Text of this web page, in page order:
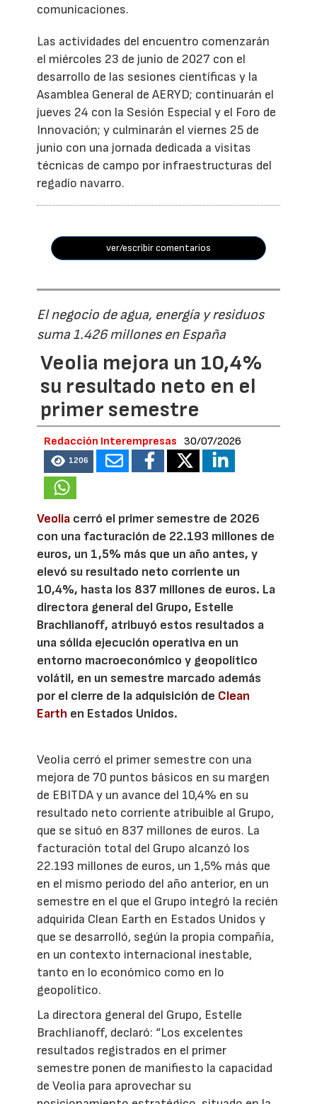
comunicaciones.
Las actividades del encuentro comenzarán
el miércoles 23 de junio de 2027 con el
desarrollo de las sesiones científicas y la
Asamblea General de AERYD; continuarán el
jueves 24 con la Sesión Especial y el Foro de
Innovación; y culminarán el viernes 25 de
junio con una jornada dedicada a visitas
técnicas de campo por infraestructuras del
regadío navarro.
ver/escribir comentarios
El negocio de agua, energía y residuos
suma 1.426 millones en España
Veolia mejora un 10,4%
su resultado neto en el
primer semestre
Redacción Interempresas 30/07/2026
1206
Veolia cerró el primer semestre de 2026
con una facturación de 22.193 millones de
euros, un 1,5% más que un año antes, y
elevó su resultado neto corriente un
10,4%, hasta los 837 millones de euros. La
directora general del Grupo, Estelle
Brachlianoff, atribuyó estos resultados a
una sólida ejecución operativa en un
entorno macroeconómico y geopolítico
volátil, en un semestre marcado además
por el cierre de la adquisición de Clean
Earth en Estados Unidos.
Veolia cerró el primer semestre con una
mejora de 70 puntos básicos en su margen
de EBITDA y un avance del 10,4% en su
resultado neto corriente atribuible al Grupo,
que se situó en 837 millones de euros. La
facturación total del Grupo alcanzó los
22.193 millones de euros, un 1,5% más que
en el mismo periodo del año anterior, en un
semestre en el que el Grupo integró la recién
adquirida Clean Earth en Estados Unidos y
que se desarrolló, según la propia compañía,
en un contexto internacional inestable,
tanto en lo económico como en lo
geopolítico.
La directora general del Grupo, Estelle
Brachlianoff, declaró: “Los excelentes
resultados registrados en el primer
semestre ponen de manifiesto la capacidad
de Veolia para aprovechar su